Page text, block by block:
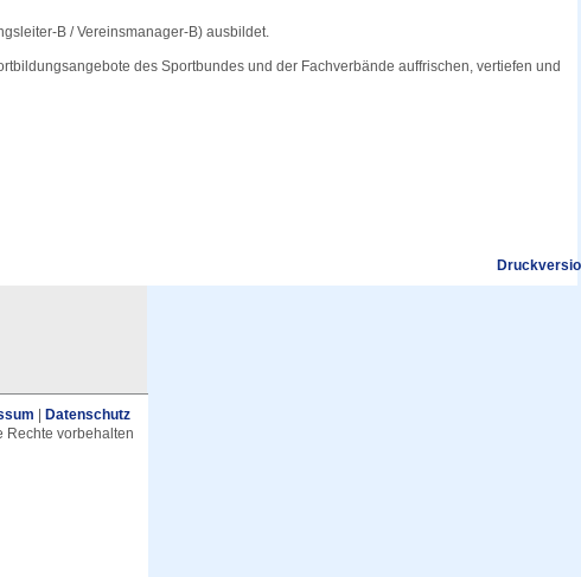
B / Vereinsmanager-B) ausbildet.
des Sportbundes und der Fachverbände auffrischen, vertiefen und
Datenschutz
Rechte vorbehalten